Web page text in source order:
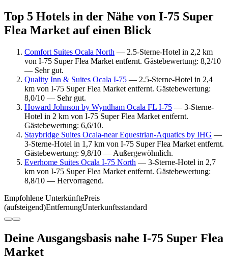
Top 5 Hotels in der Nähe von I-75 Super
Flea Market auf einen Blick
Comfort Suites Ocala North — 2.5-Sterne-Hotel in 2,2 km
von I-75 Super Flea Market entfernt. Gästebewertung: 8,2/10
— Sehr gut.
Quality Inn & Suites Ocala I-75 — 2.5-Sterne-Hotel in 2,4
km von I-75 Super Flea Market entfernt. Gästebewertung:
8,0/10 — Sehr gut.
Howard Johnson by Wyndham Ocala FL I-75 — 3-Sterne-
Hotel in 2 km von I-75 Super Flea Market entfernt.
Gästebewertung: 6,6/10.
Staybridge Suites Ocala-near Equestrian-Aquatics by IHG —
3-Sterne-Hotel in 1,7 km von I-75 Super Flea Market entfernt.
Gästebewertung: 9,8/10 — Außergewöhnlich.
Everhome Suites Ocala I-75 North — 3-Sterne-Hotel in 2,7
km von I-75 Super Flea Market entfernt. Gästebewertung:
8,8/10 — Hervorragend.
Empfohlene UnterkünftePreis
(aufsteigend)EntfernungUnterkunftsstandard
Deine Ausgangsbasis nahe I-75 Super Flea
Market